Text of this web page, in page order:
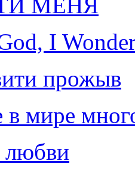
МЕНЯ
I
прожыв
мире